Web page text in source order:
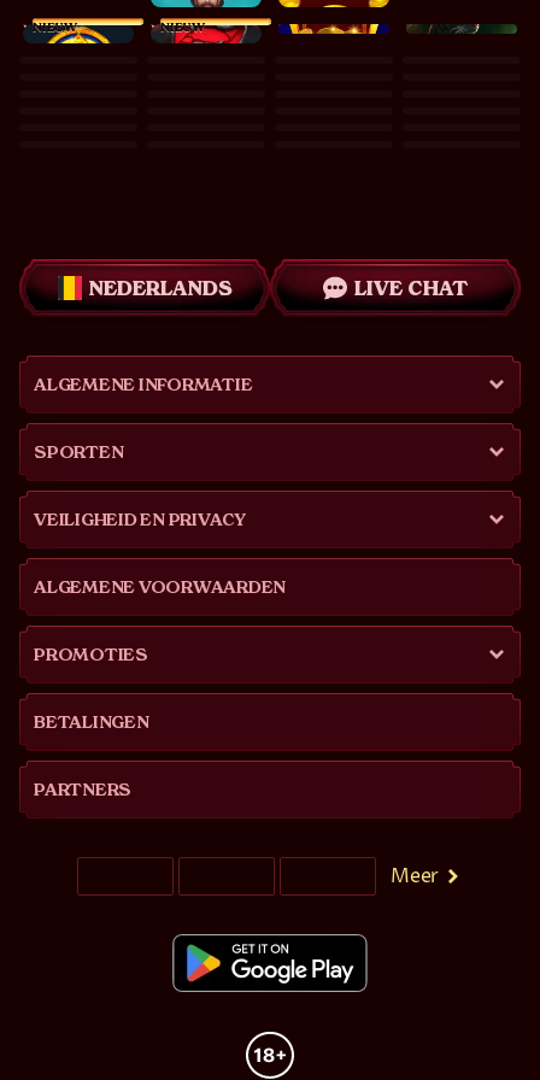
NIEUW NIEUW
NEDERLANDS LIVE CHAT
ALGEMENE INFORMATIE
SPORTEN
VEILIGHEID EN PRIVACY
ALGEMENE VOORWAARDEN
PROMOTIES
BETALINGEN
PARTNERS
Meer